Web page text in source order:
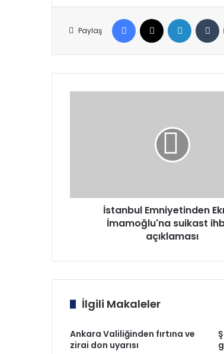
Paylaş
Facebook LinkedIn
İstanbul Emniyetinden
İmamoğlu'na suikast
açıklaması
İlgili Makaleler
Ankara Valiliğinden fırtına ve
zirai don uyarısı